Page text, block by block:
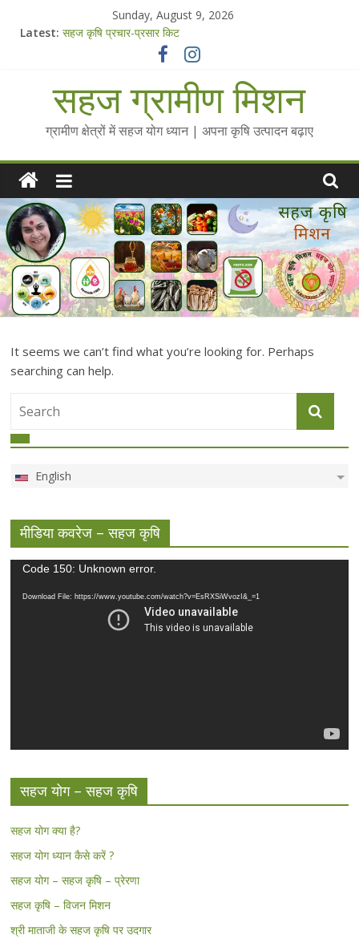
Sunday, August 9, 2026
Latest: सहज कृषि प्रचार-प्रसार किट
Standee Designs @ 2025 for Sahaj Krishi Promotions
Chalo Gaon Ki Or Abhiyaan - 2025-26
Collected Talks on Vibrated Water
सहज ग्रामीण मिशन
ग्रामीण क्षेत्रों में सहज योग ध्यान | अपना कृषि उत्पादन बढ़ाए
It seems we can’t find what you’re looking for. Perhaps
searching can help.
English
मीडिया कवरेज – सहज कृषि
Video
Code 150: Unknown error.
Download File: https://www.youtube.com/watch?v=EsRXSiWvozI&_=1
सहज योग – सहज कृषि
सहज योग क्या है?
सहज योग ध्यान कैसे करें ?
सहज योग – सहज कृषि – प्रेरणा
सहज कृषि – विजन मिशन
श्री माताजी के सहज कृषि पर उदगार